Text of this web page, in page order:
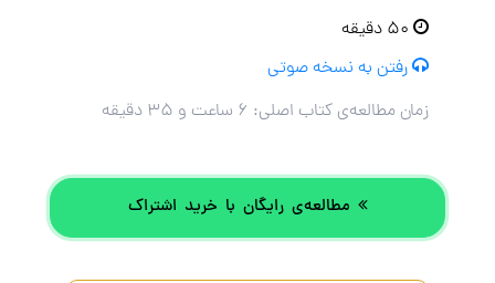
رفتن به نسخه صوتی
زمان مطالعه‌ی کتاب اصلی: ۶ ساعت و ۳۵ دقیقه
مطالعه‌ی رایگان با خرید اشتراک